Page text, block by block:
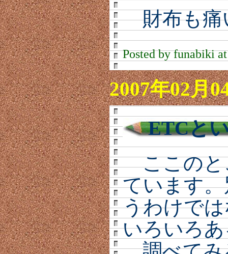
財布も痛
Posted by funabiki
2007年02月
ETCと
ここのと
ています
うわけで
いろいろ